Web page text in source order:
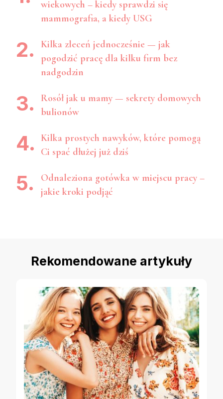
wiekowych – kiedy sprawdzi się
mammografia, a kiedy USG
Kilka zleceń jednocześnie — jak
pogodzić pracę dla kilku firm bez
nadgodzin
Rosół jak u mamy — sekrety domowych
bulionów
Kilka prostych nawyków, które pomogą
Ci spać dłużej już dziś
Odnaleziona gotówka w miejscu pracy –
jakie kroki podjąć
Rekomendowane artykuły